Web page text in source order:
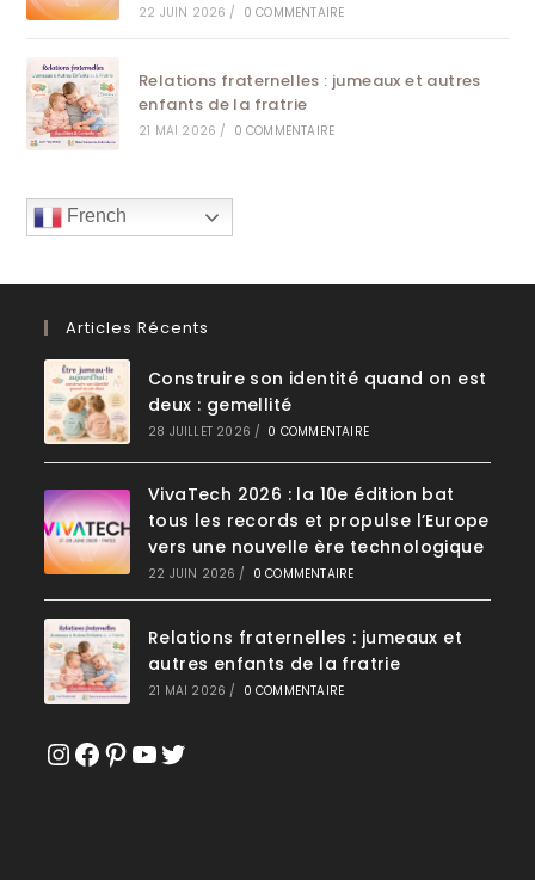
22 JUIN 2026 / 0 COMMENTAIRE
Relations fraternelles : jumeaux et autres
enfants de la fratrie
21 MAI 2026 / 0 COMMENTAIRE
French
Articles Récents
Construire son identité quand on est
deux : gemellité
28 JUILLET 2026 / 0 COMMENTAIRE
VivaTech 2026 : la 10e édition bat
tous les records et propulse l’Europe
vers une nouvelle ère technologique
22 JUIN 2026 / 0 COMMENTAIRE
Relations fraternelles : jumeaux et
autres enfants de la fratrie
21 MAI 2026 / 0 COMMENTAIRE
Instagram
Facebook
Pinterest
YouTube
Twitter